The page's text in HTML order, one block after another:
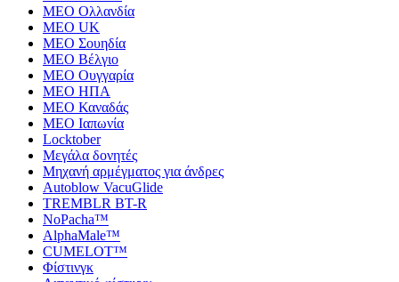
MEO Ολλανδία
MEO UK
MEO Σουηδία
MEO Βέλγιο
MEO Ουγγαρία
MEO ΗΠΑ
MEO Καναδάς
MEO Ιαπωνία
Locktober
Μεγάλα δονητές
Μηχανή αρμέγματος για άνδρες
Autoblow VacuGlide
TREMBLR BT-R
NoPacha™
AlphaMale™
CUMELOT™
Φίστινγκ